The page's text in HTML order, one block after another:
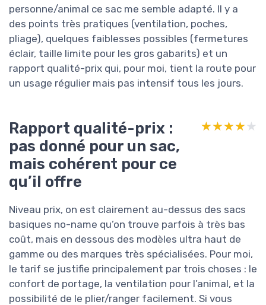
personne/animal ce sac me semble adapté. Il y a
des points très pratiques (ventilation, poches,
pliage), quelques faiblesses possibles (fermetures
éclair, taille limite pour les gros gabarits) et un
rapport qualité-prix qui, pour moi, tient la route pour
un usage régulier mais pas intensif tous les jours.
Rapport qualité-prix :
pas donné pour un sac,
mais cohérent pour ce
qu’il offre
★★★★★
★★★★★
Niveau prix, on est clairement au-dessus des sacs
basiques no-name qu’on trouve parfois à très bas
coût, mais en dessous des modèles ultra haut de
gamme ou des marques très spécialisées. Pour moi,
le tarif se justifie principalement par trois choses : le
confort de portage, la ventilation pour l’animal, et la
possibilité de le plier/ranger facilement. Si vous